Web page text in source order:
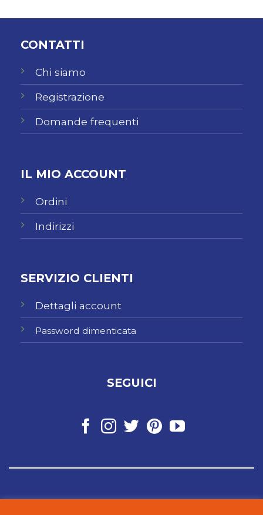
CONTATTI
Chi siamo
Registrazione
Domande frequenti
IL MIO ACCOUNT
Ordini
Indirizzi
SERVIZIO CLIENTI
Dettagli account
Password dimenticata
SEGUICI